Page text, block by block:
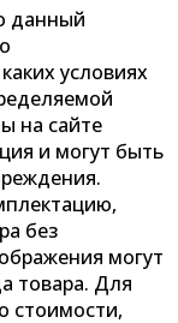
данный
условиях
на сайте
и могут быть
без
могут
товара. Для
стоимости,